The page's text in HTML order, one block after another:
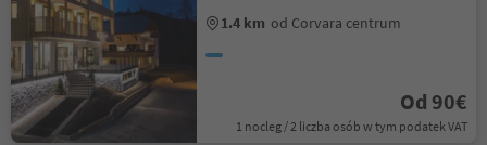
1.4 km od Corvara centrum
Od 90€
1 nocleg / 2 liczba osób w tym podatek VAT